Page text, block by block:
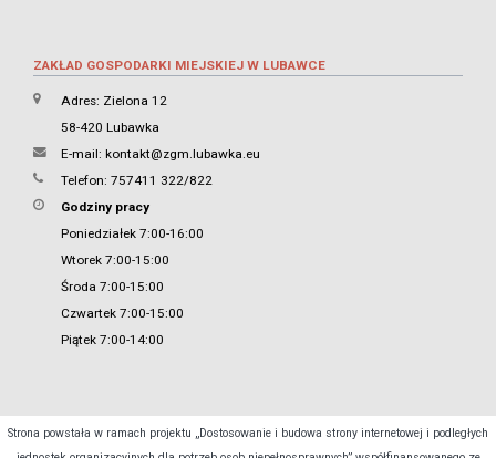
ZAKŁAD GOSPODARKI MIEJSKIEJ W LUBAWCE
Adres: Zielona 12
58-420 Lubawka
E-mail: kontakt@zgm.lubawka.eu
Telefon: 757411 322/822
Godziny pracy
Poniedziałek 7:00-16:00
Wtorek 7:00-15:00
Środa 7:00-15:00
Czwartek 7:00-15:00
Piątek 7:00-14:00
Strona powstała w ramach projektu „Dostosowanie i budowa strony internetowej i podległych